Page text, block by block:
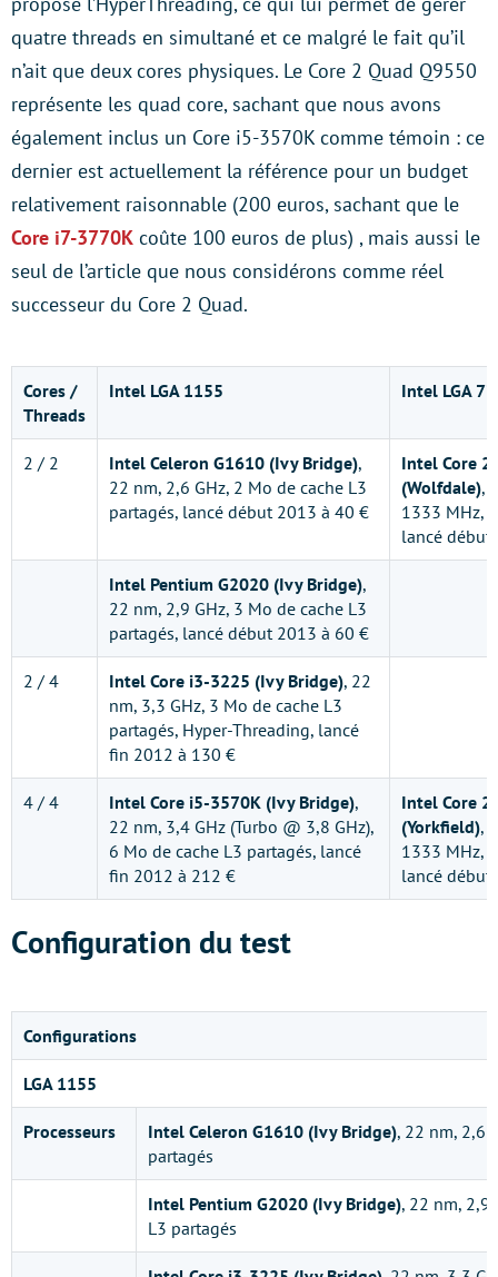
quatre threads en simultané et ce malgré le fait qu’il
n’ait que deux cores physiques. Le Core 2 Quad Q9550
représente les quad core, sachant que nous avons
également inclus un Core i5-3570K comme témoin : ce
dernier est actuellement la référence pour un budget
relativement raisonnable (200 euros, sachant que le
Core i7-3770K coûte 100 euros de plus) , mais aussi le
seul de l’article que nous considérons comme réel
successeur du Core 2 Quad.
Cores /
Threads
Intel LGA 1155 Intel LGA
2 / 2 Intel Celeron G1610 (Ivy Bridge),
22 nm, 2,6 GHz, 2 Mo de cache L3
partagés, lancé début 2013 à 40 €
Intel Core 2
(Wolfdale),
1333 MHz,
lancé début
Intel Pentium G2020 (Ivy Bridge),
22 nm, 2,9 GHz, 3 Mo de cache L3
partagés, lancé début 2013 à 60 €
2 / 4 Intel Core i3-3225 (Ivy Bridge), 22
nm, 3,3 GHz, 3 Mo de cache L3
partagés, Hyper-Threading, lancé
fin 2012 à 130 €
4 / 4 Intel Core i5-3570K (Ivy Bridge),
22 nm, 3,4 GHz (Turbo @ 3,8 GHz),
6 Mo de cache L3 partagés, lancé
fin 2012 à 212 €
Intel Core 2
(Yorkfield),
1333 MHz,
lancé début
Configuration du test
Configurations
LGA 1155
Processeurs Intel Celeron G1610 (Ivy Bridge), 22 nm, 2,6
partagés
Intel Pentium G2020 (Ivy Bridge), 22 nm, 2,9
L3 partagés